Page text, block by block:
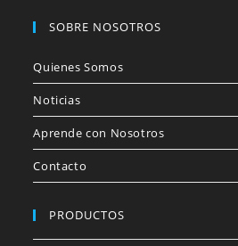
SOBRE NOSOTROS
Quienes Somos
Noticias
Aprende con Nosotros
Contacto
PRODUCTOS